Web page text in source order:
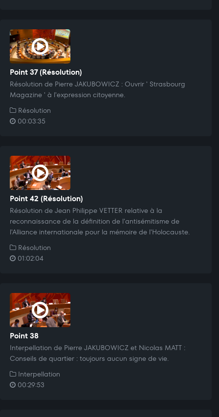
Point 37 (Résolution)
Résolution de Pierre JAKUBOWICZ : Ouvrir ' Strasbourg
Magazine ' à l'expression citoyenne.
Résolution
00:03:35
Point 42 (Résolution)
Résolution de Jean Philippe VETTER relative à la
reconnaissance de la définition de l'antisémitisme de
l'Alliance internationale pour la mémoire de l'Holocauste.
Résolution
01:02:04
Point 38
Interpellation de Pierre JAKUBOWICZ et Nicolas MATT :
Conseils de quartier : toujours aucun signe de vie.
Interpellation
00:29:53